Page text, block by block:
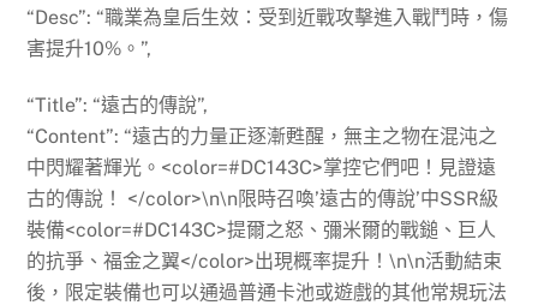
“Desc”: “職業為皇后生效：受到近戰攻擊進入戰鬥時，傷
害提升10%。”,
“Title”: “遠古的傳說”,
“Content”: “遠古的力量正逐漸甦醒，無主之物在混沌之
中閃耀著輝光。<color=#DC143C>掌控它們吧！見證遠
古的傳說！ </color>\n\n限時召喚’遠古的傳說’中SSR級
裝備<color=#DC143C>提爾之怒、彌米爾的戰鎚、巨人
的抗爭、福金之翼</color>出現概率提升！\n\n活動結束
後，限定裝備也可以通過普通卡池或遊戲的其他常規玩法